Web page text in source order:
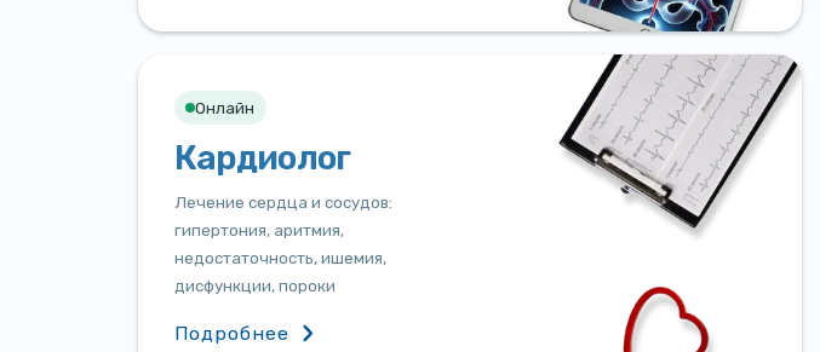
Онлайн
Кардиолог
Лечение сердца и сосудов:
гипертония, аритмия,
недостаточность, ишемия,
дисфункции, пороки
Подробнее